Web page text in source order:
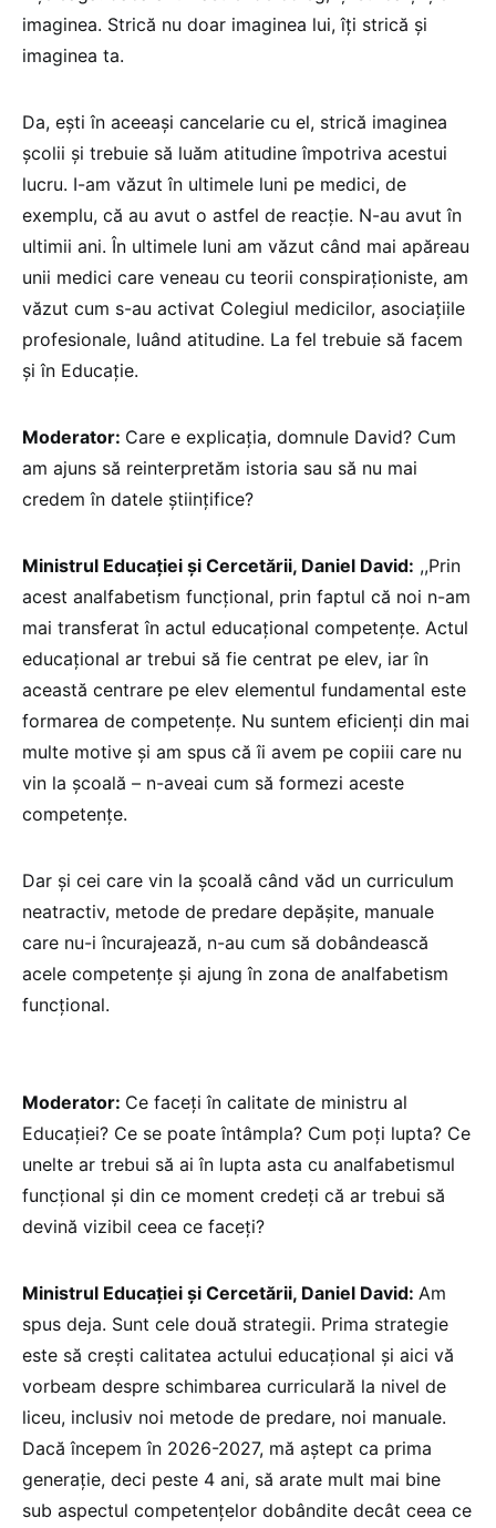
imaginea. Strică nu doar imaginea lui, îți strică și
imaginea ta.
Da, ești în aceeași cancelarie cu el, strică imaginea
școlii și trebuie să luăm atitudine împotriva acestui
lucru. I-am văzut în ultimele luni pe medici, de
exemplu, că au avut o astfel de reacție. N-au avut în
ultimii ani. În ultimele luni am văzut când mai apăreau
unii medici care veneau cu teorii conspiraționiste, am
văzut cum s-au activat Colegiul medicilor, asociațiile
profesionale, luând atitudine. La fel trebuie să facem
și în Educație.
Moderator: Care e explicația, domnule David? Cum
am ajuns să reinterpretăm istoria sau să nu mai
credem în datele științifice?
Ministrul Educației și Cercetării, Daniel David: ,,Prin
acest analfabetism funcțional, prin faptul că noi n-am
mai transferat în actul educațional competențe. Actul
educațional ar trebui să fie centrat pe elev, iar în
această centrare pe elev elementul fundamental este
formarea de competențe. Nu suntem eficienți din mai
multe motive și am spus că îi avem pe copiii care nu
vin la școală – n-aveai cum să formezi aceste
competențe.
Dar și cei care vin la școală când văd un curriculum
neatractiv, metode de predare depășite, manuale
care nu-i încurajează, n-au cum să dobândească
acele competențe și ajung în zona de analfabetism
funcțional.
Moderator: Ce faceți în calitate de ministru al
Educației? Ce se poate întâmpla? Cum poți lupta? Ce
unelte ar trebui să ai în lupta asta cu analfabetismul
funcțional și din ce moment credeți că ar trebui să
devină vizibil ceea ce faceți?
Ministrul Educației și Cercetării, Daniel David: Am
spus deja. Sunt cele două strategii. Prima strategie
este să crești calitatea actului educațional și aici vă
vorbeam despre schimbarea curriculară la nivel de
liceu, inclusiv noi metode de predare, noi manuale.
Dacă începem în 2026-2027, mă aștept ca prima
generație, deci peste 4 ani, să arate mult mai bine
sub aspectul competențelor dobândite decât ceea ce